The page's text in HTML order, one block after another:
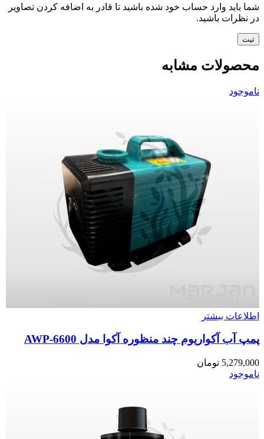
شما باید وارد حساب خود شده باشید تا قادر به اضافه کردن تصاویر
در نظرات باشید.
محصولات مشابه
ناموجود
اطلاعات بیشتر
پمپ آب آکواریوم چند منظوره آکوا مدل AWP-6600
5,279,000 تومان
ناموجود